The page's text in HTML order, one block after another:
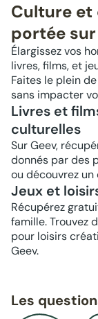
Culture et
portée sur
Élargissez vos
livres, films, et
Faites le plein
sans impacter
Livres et
culturelles
Sur Geev,
donnés par des
ou découvrez
Jeux et
Récupérez
famille. Trouvez
pour loisirs
Geev.
Les